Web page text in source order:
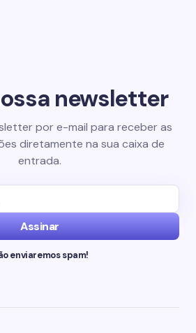
newsletter
por e-mail para receber as
diretamente na sua caixa de
entrada.
Assinar
enviaremos spam!